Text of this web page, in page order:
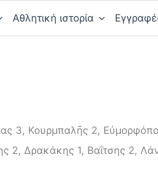
Αθλητική ιστορία
3, Κουρμπαλῆς 2,
2, Δρακάκης 1, Βαΐτσης 2,